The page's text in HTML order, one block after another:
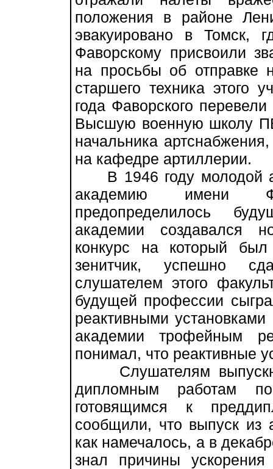
положения в районе
эвакуировано в Томск,
Фаворскому присвоили
на просьбы об отправке
старшего техника этого
года Фаворского
Высшую военную школу
начальника
на кафедре артиллерии.
В 1946 году молодой
академию имени
предопределилось
академии создавался
конкурс на который
зенитчик, успешно
слушателем этого
будущей профессии
реактивными
академии трофейным
понимал, что реактивные
Слушателям
дипломным работам
готовящимся к
сообщили, что выпуск из
как намечалось, а в
знал причины